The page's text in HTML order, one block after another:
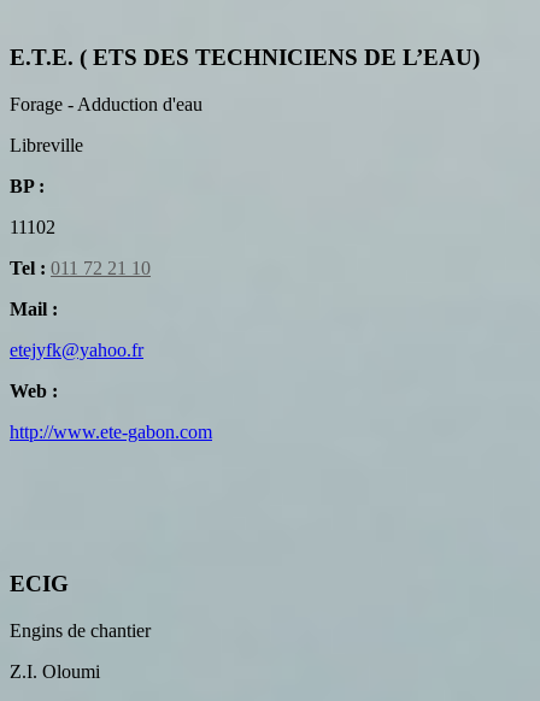
E.T.E. ( ETS DES TECHNICIENS DE L’EAU)
Forage - Adduction d'eau
Libreville
BP :
11102
Tel : 011 72 21 10
Mail :
etejyfk@yahoo.fr
Web :
http://www.ete-gabon.com
ECIG
Engins de chantier
Z.I. Oloumi